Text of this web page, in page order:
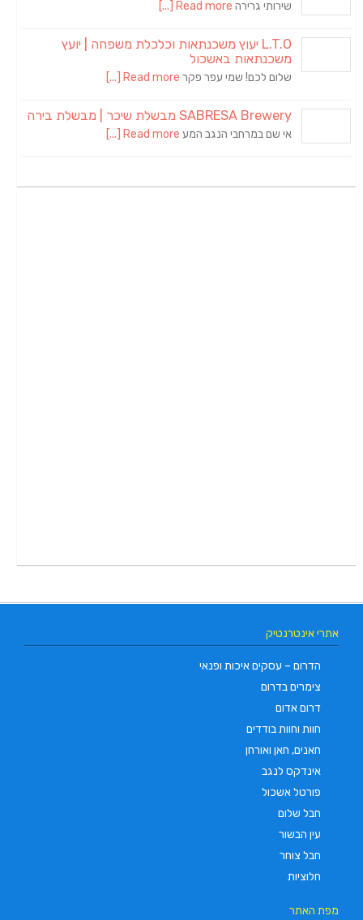
שירותי גרירה Read more [...]
L.T.O יעוץ משכנתאות וכלכלת משפחה | יועץ
משכנתאות באשכול
שלום לכם! שמי עפר פקר Read more [...]
SABRESA Brewery מבשלת שיכר | מבשלת בירה
אי שם במרחבי הנגב המע Read more [...]
אתרי אינטרנטיק
הדרום – עסקים איכות ופנאי
צימרים בדרום
דרום אדום
חוות וחוות בודדים
חאנים, חאן ואורחן
אינדקס לנגב
פורטל אשכול
חבל שלום
עין הבשור
חבל צוחר
חלוציות
מפת האתר